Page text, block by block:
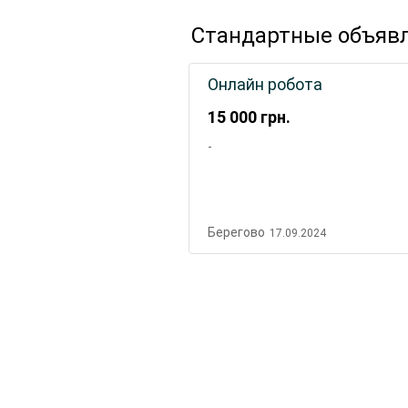
Стандартные
15 000 грн.
Онлайн робота
-
Берегово 17.09.2024